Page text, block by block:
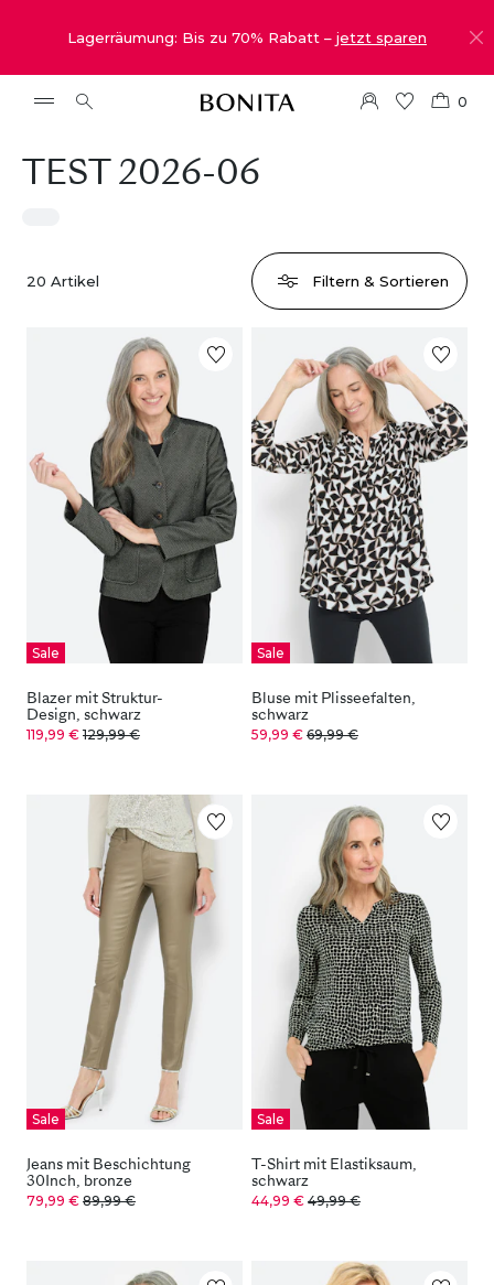
Lagerräumung: Bis zu 70% Rabatt – jetzt sparen
0
TEST 2026-06
20 Artikel Filtern & Sortieren
Sale
Blazer mit Struktur-
Design, schwarz
119,99 € 129,99 €
Sale
Bluse mit Plisseefalten,
schwarz
59,99 € 69,99 €
Sale
Jeans mit Beschichtung
30Inch, bronze
79,99 € 89,99 €
Sale
T-Shirt mit Elastiksaum,
schwarz
44,99 € 49,99 €